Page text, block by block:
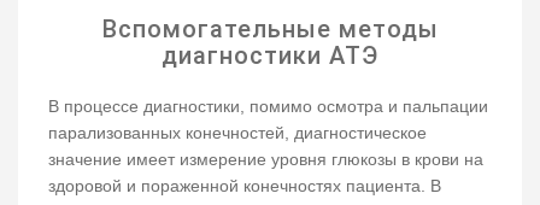
Вспомогательные методы
диагностики АТЭ
В процессе диагностики, помимо осмотра и пальпации
парализованных конечностей, диагностическое
значение имеет измерение уровня глюкозы в крови на
здоровой и пораженной конечностях пациента. В